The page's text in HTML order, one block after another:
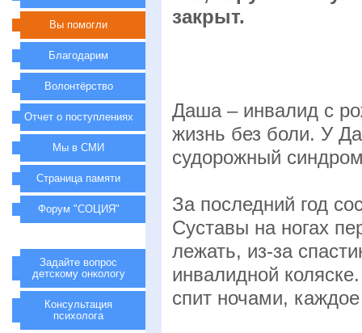
закрыт.
Даша – инвалид с
жизнь без боли. У
судорожный
За последний год
Суставы на ногах
лежать, из-за
инвалидной
спит ночами,
Вы помогли
Благодарим
Волонтёрство
Отчет о поступлениях
Мы в СМИ
Страница памяти
Форум "СОЦИЯ"
Задайте вопрос
детскому онкологу
Консультация
психолога